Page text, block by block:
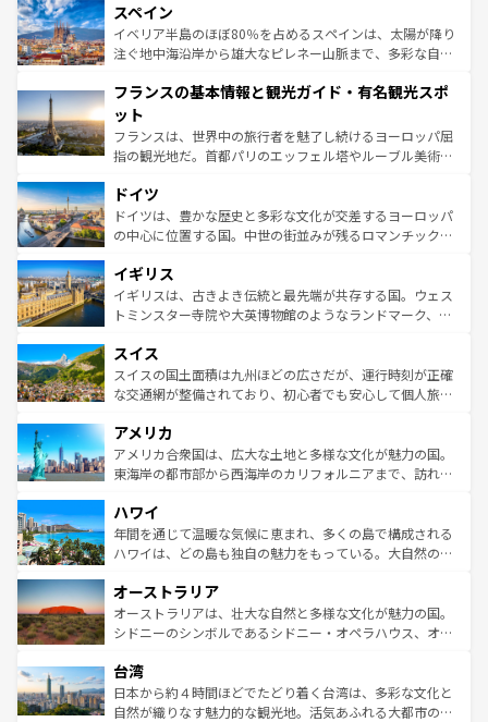
ろん、トスカーナの美しい田園風景やアマルフィ海岸の絶
景など、自然景観も見逃せない。観光の合間には、本場の
ピザやパスタなど、絶品のイタリア料理を堪能することも
ませてくれるイタリアで、忘れられない旅をしてみよう！
なお、新着のイタリア情報は
しい。
スペイン
イベリア半島のほぼ80％を占めるスペインは、太陽が降り
注ぐ地中海沿岸から雄大なピレネー山脈まで、多彩な自然
文化が根付くこの国では、情熱的なフラメンコ、熱気あふ
れる闘牛、そして美味しいタパスが生活の一部となってい
る。首都マドリードの洗練された雰囲気や、バルセロナの
アートに溢れた街角から、地方では古代ローマ遺跡や中世
せる。地方によって風土や気候が異なるスペインはその個
性で訪れる人を魅了する。 なお、新着のスペイン情報は コ
ンテンツ一覧を参照してほしい。
フランスの基本情報と観光ガイド・有名観光スポ
ット
フランスは、世界中の旅行者を魅了し続けるヨーロッパ屈
指の観光地だ。首都パリのエッフェル塔やルーブル美術館
で、幅広い魅力が詰まっている。華麗な宮殿、歴史的な大
聖堂、美しいビーチ、そして豊かな自然が、訪れる者を心
から魅了する。また、フランスは美食の国としても知ら
いる。シャンパンの発祥地であるランス、プロヴァンスの
香り高いラベンダー畑など、多彩な楽しみ方が可能だ。さ
らに、パリ以外の地域にも魅力が溢れており、どの街角に
れる地方に足を運ぶとそれぞれで全く異なる文化を体験で
きるだろう。 なお、新着のフランス情報はコンテンツ一覧
を参照してほしい。
ドイツ
ドイツは、豊かな歴史と多彩な文化が交差するヨーロッパ
の中心に位置する国。中世の街並みが残るロマンチック街
顔を持つこの国は、どこを歩いても飽きることがない。ベ
ルリンの文化的活気、バイエルン州のアルプスの絶景、そ
してライン川沿いのワイン畑といった風景は必見。ビール
は、お酒好きな人にはぜひ体験してほしい。 なお、新着の
ドイツ情報はコンテンツ一覧を参照してほしい。
イギリス
イギリスは、古きよき伝統と最先端が共存する国。ウェス
トミンスター寺院や大英博物館のようなランドマーク、歴
リアごとに異なる魅力がある。また、優雅なアフタヌーン
ティー、ビール好きにはたまらない英国パブ、サッカー観
戦など、本場だからこそできる体験も豊富。イギリスを旅
ンツ一覧を参照してほしい。
スイス
スイスの国土面積は九州ほどの広さだが、運行時刻が正確
な交通網が整備されており、初心者でも安心して個人旅行
の建物がそのまま残る町や、スイスならではのユニークな
博物館もあり、アルプス観光だけでなく町歩きも満喫する
ことができる。国民の所得が高いため物価も高いが、旅行
ば市内交通費無料で観光を楽しむこともできる。 なお、新
着のスイス情報はコンテンツ一覧 を参照してほしい。
アメリカ
アメリカ合衆国は、広大な土地と多様な文化が魅力の国。
東海岸の都市部から西海岸のカリフォルニアまで、訪れる
のような巨大都市は、観光、ショッピング、エンターテイ
ンメントが詰まった刺激的なスポットだ。一方、アメリカ
西部には大自然が広がり、グランドキャニオンやイエロー
部のニューオーリンズでは、音楽と美食が融合した独特の
文化が魅力。旅行者はアメリカの各地域で異なる魅力を楽
しみながら、その多様性と豊かな歴史を感じることができ
ならではの贅沢な旅のスタイルだ。 なお、新着のアメリカ
情報はコンテンツ一覧を参照してほしい。
ハワイ
年間を通じて温暖な気候に恵まれ、多くの島で構成される
ハワイは、どの島も独自の魅力をもっている。大自然の神
ワイ島は見逃せない。また、定番の観光地といえばオアフ
島だが、静かな自然を求めるならマウイ島やカウアイ島が
おすすめ。エメラルドグリーンに輝く海をはじめ、豊かな
れるおもてなしの心で訪れる人々を迎えてくれるハワイの
人々、おいしいローカルフードやハワイアンミュージッ
ク、伝統的なフラダンスなど、すべてがハワイの魅力を彩
オーストラリア
オーストラリアは、壮大な自然と多様な文化が魅力の国。
シドニーのシンボルであるシドニー・オペラハウス、オー
リアリーフや大陸中央部にそびえるウルル（エアーズロッ
ク）、タスマニアの美しい原生林やケアンズの熱帯雨林な
ど、見どころがたくさん。また、カフェやワイン、オージ
台湾
日本から約４時間ほどでたどり着く台湾は、多彩な文化と
自然が織りなす魅力的な観光地。活気あふれる大都市の台